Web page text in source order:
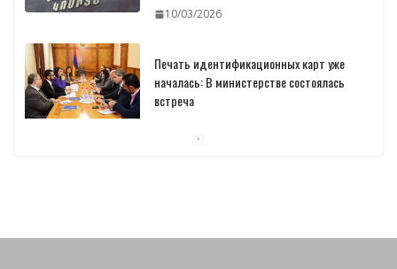
10/03/2026
Печать идентификационных карт уже
началась: В министерстве состоялась
встреча